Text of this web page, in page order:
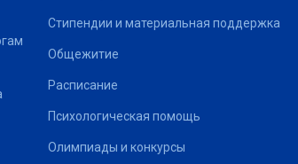
Стипендии и материальная поддержка
Общежитие
Расписание
Психологическая помощь
Олимпиады и конкурсы